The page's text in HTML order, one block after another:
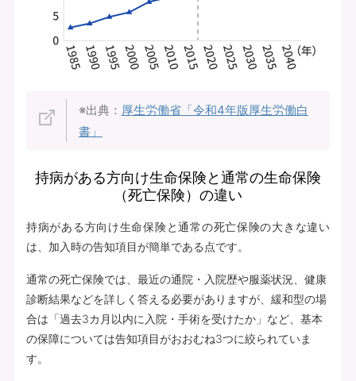
※出典： 厚生労働省「令和4年版厚生労働白
書」
持病がある方向け生命保険と通常の生命保険
（死亡保険）の違い
持病がある方向け生命保険と通常の死亡保険の大きな違い
は、加入時の告知項目が簡単である点です。
通常の死亡保険では、最近の通院・入院歴や服薬状況、健康
診断結果などを詳しく答える必要がありますが、緩和型の場
合は「過去3カ月以内に入院・手術を受けたか」など、基本
の保障については告知項目がおおむね3つに絞られていま
す。